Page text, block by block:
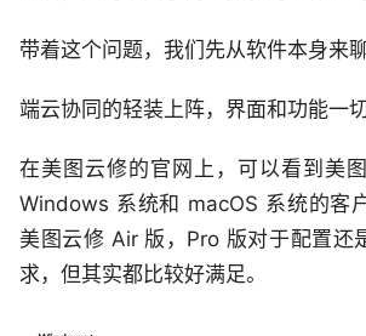
带着这个问题，我们先从软件本身来聊
端云协同的轻装上阵，界面和功能一
在美图云修的官网上，可以看到美
Windows 系统和 macOS 系统的客
美图云修 Air 版，Pro 版对于配置还
求，但其实都比较好满足。